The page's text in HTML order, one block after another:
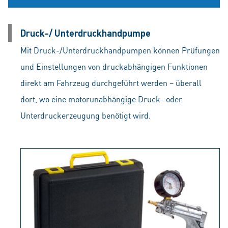
Druck-/ Unterdruckhandpumpe
Mit Druck-/Unterdruckhandpumpen können Prüfungen
und Einstellungen von druckabhängigen Funktionen
direkt am Fahrzeug durchgeführt werden – überall
dort, wo eine motorunabhängige Druck- oder
Unterdruckerzeugung benötigt wird.